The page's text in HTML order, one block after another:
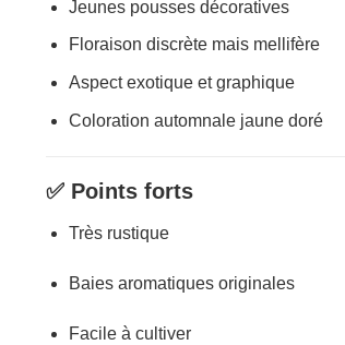
Jeunes pousses décoratives
Floraison discrète mais mellifère
Aspect exotique et graphique
Coloration automnale jaune doré
✅ Points forts
Très rustique
Baies aromatiques originales
Facile à cultiver